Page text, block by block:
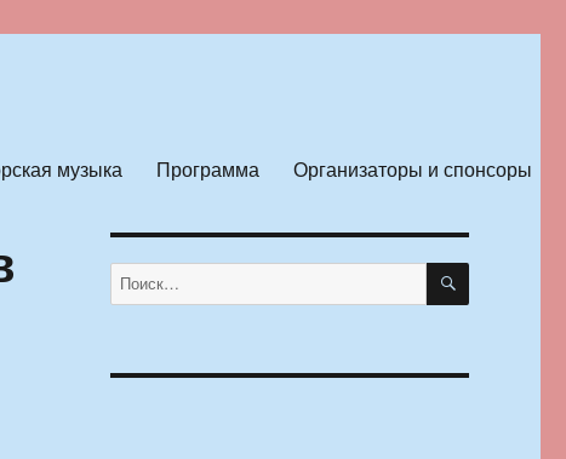
музыка Программа Организаторы и спонсоры
Искать: ПОИСК